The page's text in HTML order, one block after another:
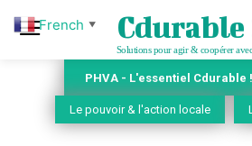
Cdurable
Solutions pour agir & coopérer
PHVA - L'essentiel Cdurable !
Le pouvoir & l'action locale
French ▼